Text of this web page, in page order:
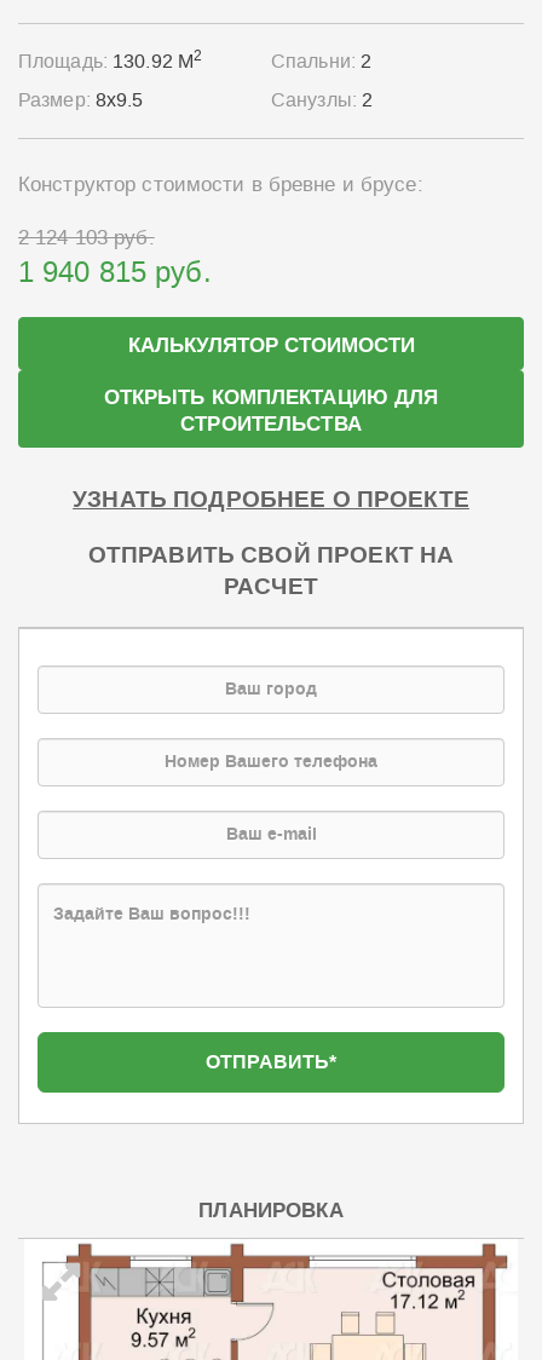
Площадь: 130.92 М2
Размер: 8x9.5
Спальни:2
Санузлы:2
Конструктор стоимости в бревне и брусе:
2 124 103 руб.
1 940 815 руб.
КАЛЬКУЛЯТОР СТОИМОСТИ
ОТКРЫТЬ КОМПЛЕКТАЦИЮ ДЛЯ
СТРОИТЕЛЬСТВА
УЗНАТЬ ПОДРОБНЕЕ О ПРОЕКТЕ
ОТПРАВИТЬ СВОЙ ПРОЕКТ НА
РАСЧЕТ
ПЛАНИРОВКА